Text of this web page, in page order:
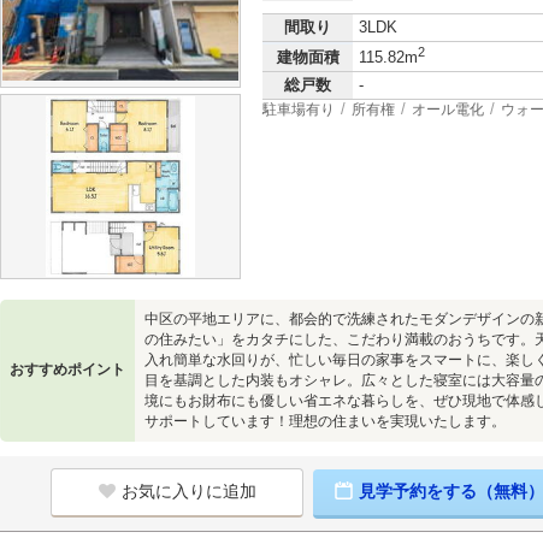
間取り
3LDK
建物面積
115.82m2
総戸数 -
駐車場有り 所有権 オール電化 ウォ
おすすめポイント
中区の平地エリアに、都会的で洗練されたモダンデザイン
の住みたい」をカタチにした、こだわり満載のおうちです
入れ簡単な水回りが、忙しい毎日の家事をスマートに、楽
目を基調とした内装もオシャレ。広々とした寝室には大容
境にもお財布にも優しい省エネな暮らしを、ぜひ現地で体感
サポートしています！理想の住まいを実現いたします。
お気に入りに追加 見学予約をする（無料）